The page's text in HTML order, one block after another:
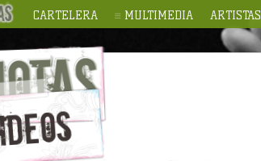
CARTELERA MULTIMEDIA ARTISTAS